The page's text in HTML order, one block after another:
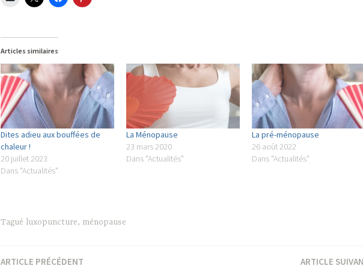
Articles similaires
Dites adieu aux bouffées de
chaleur !
20 juillet 2023
Dans "Actualités"
La Ménopause
23 mars 2020
Dans "Actualités"
La pré-ménopause
26 août 2022
Dans "Actualités"
Tagué luxopuncture, ménopause
ARTICLE PRÉCÉDENT ARTICLE